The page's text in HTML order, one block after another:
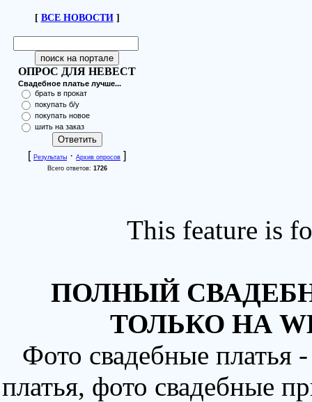
[ ВСЕ НОВОСТИ]
ОПРОС ДЛЯ НЕВЕСТ
Свадебное платье лучше...
брать в прокат
покупать б/у
покупать новое
шить на заказ
[ Результаты · Архив опросов ]
Всего ответов: 1726
This feature is
ПОЛНЫЙ
ТОЛЬКО НА
Фото свадебные
платья, фото свадебные